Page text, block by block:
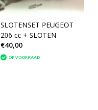
SLOTENSET PEUGEOT
206 cc + SLOTEN
€40,00
OP VOORRAAD